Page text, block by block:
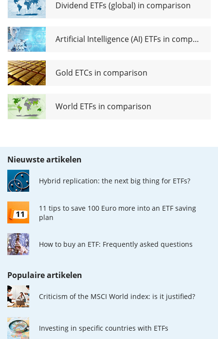
Dividend ETFs (global) in comparison
Artificial Intelligence (AI) ETFs in comparison
Gold ETCs in comparison
World ETFs in comparison
Nieuwste artikelen
Hybrid replication: the next big thing for ETFs?
11 tips to save 100 Euro more into an ETF saving
plan
How to buy an ETF: Frequently asked questions
Populaire artikelen
Criticism of the MSCI World index: is it justified?
Investing in specific countries with ETFs